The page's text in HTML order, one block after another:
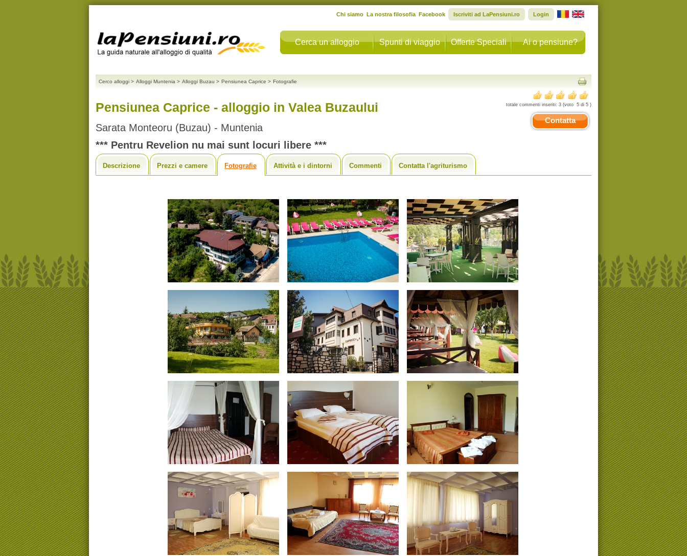
Cerca un alloggio Spunti di viaggio Offerte Speciali Ai o pensiune?
Chi siamo La nostra filosofia Facebook Iscriviti ad LaPensiuni.ro Login
Cerco alloggi > Alloggi Muntenia > Alloggi Buzau > Pensiunea Caprice > Fotografie
Pensiunea Caprice - alloggio in Valea Buzaului
Sarata Monteoru (Buzau) - Muntenia
*** Pentru Revelion nu mai sunt locuri libere ***
totale commenti inseriti: 3 (voto 5 di 5 )
Contatta
Descrizione Prezzi e camere Fotografie Attività e i dintorni Commenti Contatta l'agriturismo